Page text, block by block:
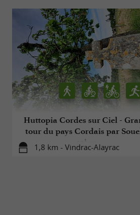
Huttopia Cordes sur Ciel -
tour du pays Cordais par
20km
1,8 km - Vindrac-Alayrac